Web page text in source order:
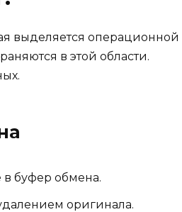
выделяется операционной
в этой области.
буфер обмена.
оригинала.